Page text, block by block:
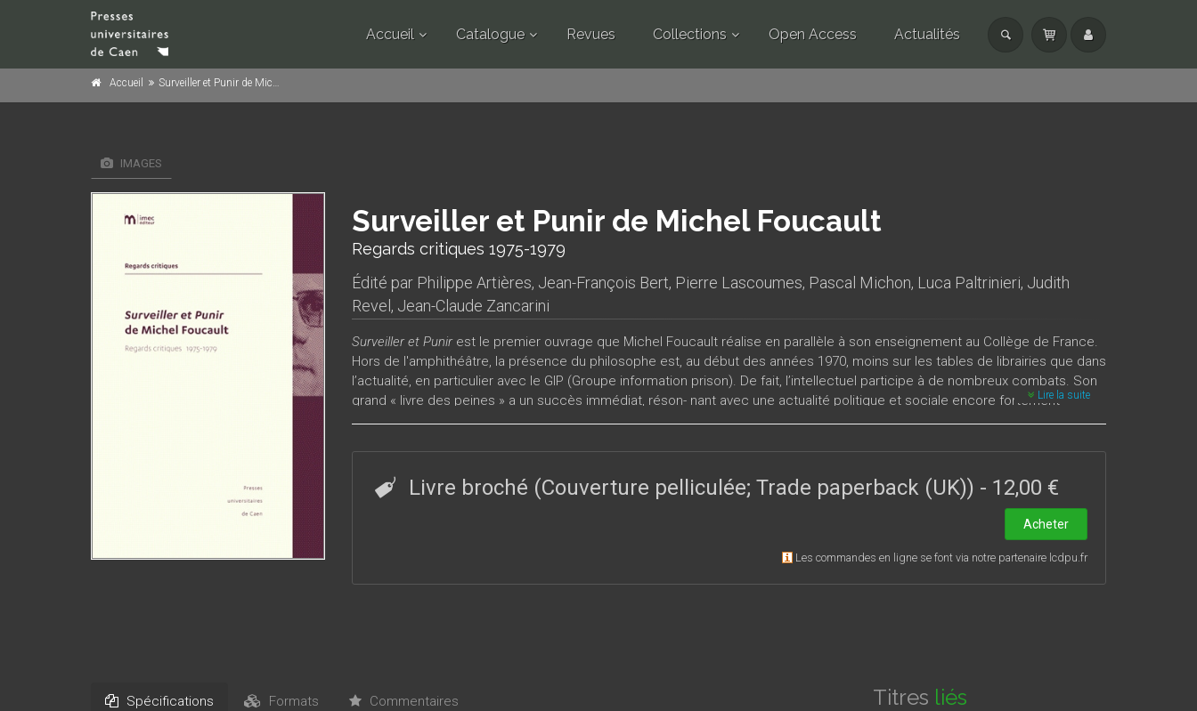
Accueil Catalogue Revues Collections Open Access Actualités
Accueil Surveiller et Punir de Michel Foucault
IMAGES
Surveiller et Punir de Michel Foucault
Regards critiques 1975-1979
Édité par Philippe Artières, Jean-François Bert, Pierre Lascoumes, Pascal Michon, Luca Paltrinieri, Judith
Revel , Jean-Claude Zancarini
Surveiller et Punirest le premier ouvrage que Michel Foucault réalise en parallèle à son enseignement au Collège de France.
Hors de l'amphithéâtre, la présence du philosophe est, au début des années 1970, moins sur les tables de librairies que dans
l’actualité, en particulier avec le GIP (Groupe information prison). De fait, l’intellectuel participe à de nombreux combats. Son
grand « livre des peines » a un succès immédiat, réson- nant avec une actualité politique et sociale encore fortement
marquée par les événements de 1968. Un succès qui réside dans la capacité de Michel Foucault à tenir ensemble, et pour la
Foucault, comme ceux de discipline, de panoptisme ou d’illégalisme, ont fini par s’imposer dans les sciences humaines. Cela
montre aussi la formidable actualité de Michel Foucault pour penser notre présent.
Lire la suite
Livre broché (Couverture pelliculée; Trade paperback (UK)) - 12,00 €
Acheter
Les commandes en ligne se font via notre partenaire lcdpu.fr
Spécifications Formats Commentaires Titres liés